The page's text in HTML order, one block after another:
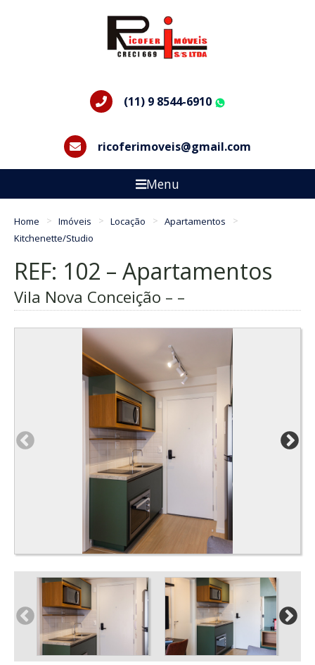
(11) 9 8544-6910
ricoferimoveis@gmail.com
Menu
Home Imóveis Locação
Apartamentos
Kitchenette/Studio
REF: 102 – Apartamentos
Vila Nova Conceição – –